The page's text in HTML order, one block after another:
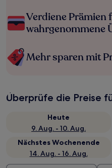
Verdiene Prämien
wahrgenommene
Mehr sparen mit
Überprüfe die Preise
Heute
9. Aug. - 10. Aug.
Nächstes Wochenende
14. Aug. - 16. Aug.